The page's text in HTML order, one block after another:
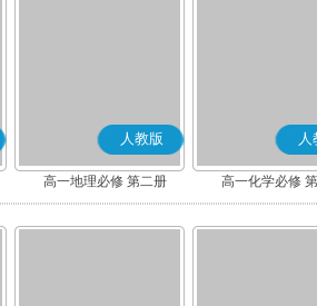
人教版
高一地理必修 第二册
人
高一化学必修